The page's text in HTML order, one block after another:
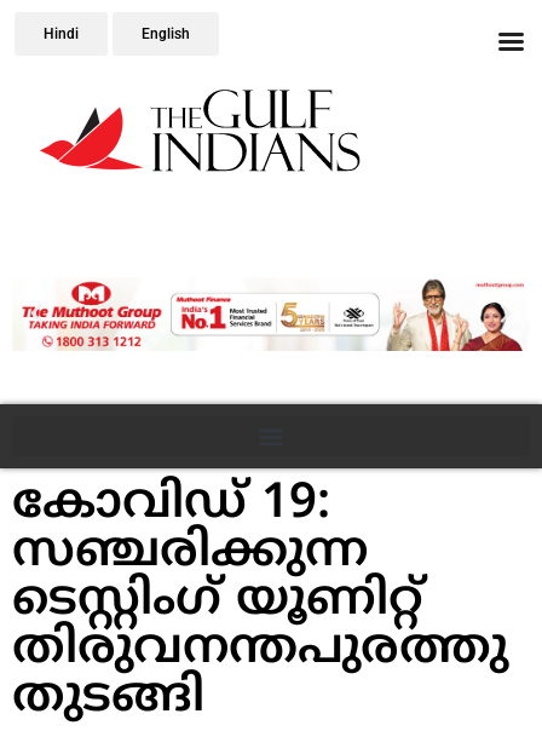
Hindi English
കോവിഡ് 19:
സഞ്ചരിക്കുന്ന
ടെസ്റ്റിംഗ് യൂണിറ്റ്
തിരുവനന്തപുരത്തു
തുടങ്ങി